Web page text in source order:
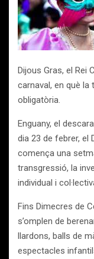
Dijous Gras, el Rei
carnaval, en què
obligatòria.
Enguany, el
dia 23 de febrer, el
comença una
transgressió, la
individual i
Fins Dimecres de
s’omplen de
llardons, balls de
espectacles